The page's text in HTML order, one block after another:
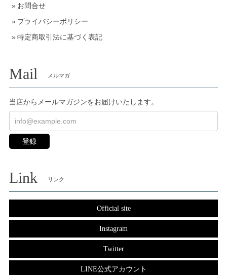
お問合せ
プライバシーポリシー
特定商取引法に基づく表記
Mail メルマガ
当店からメールマガジンをお届けいたします。
登録
Link リンク
Official site
Instagram
Twitter
LINE公式アカウント